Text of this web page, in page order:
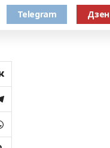
Telegram Дзен